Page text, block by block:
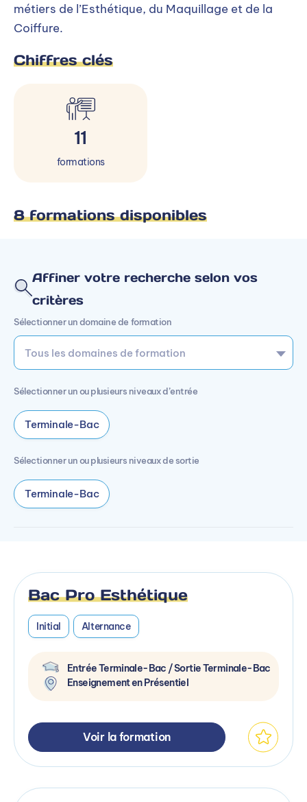
métiers de l’Esthétique, du Maquillage et de la
Coiffure.
Chiffres clés
11
formations
8 formations disponibles
Affiner votre recherche selon vos
critères
Sélectionner un domaine de formation
Sélectionner un ou plusieurs niveaux d’entrée
Terminale-Bac
Sélectionner un ou plusieurs niveaux de sortie
Terminale-Bac
Bac Pro Esthétique
Initial Alternance
Entrée Terminale-Bac / Sortie Terminale-Bac
Enseignement en Présentiel
Voir la formation